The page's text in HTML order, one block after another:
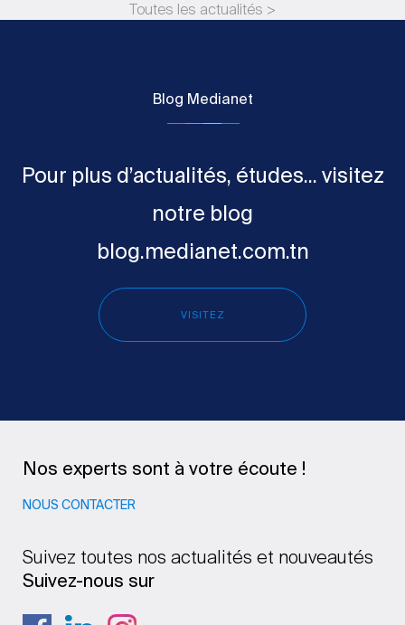
Toutes les actualités >
Blog Medianet
Pour plus d’actualités, études... visitez
notre blog
blog.medianet.com.tn
VISITEZ
Nos experts sont à votre écoute !
NOUS CONTACTER
Suivez toutes nos actualités et nouveautés
Suivez-nous sur